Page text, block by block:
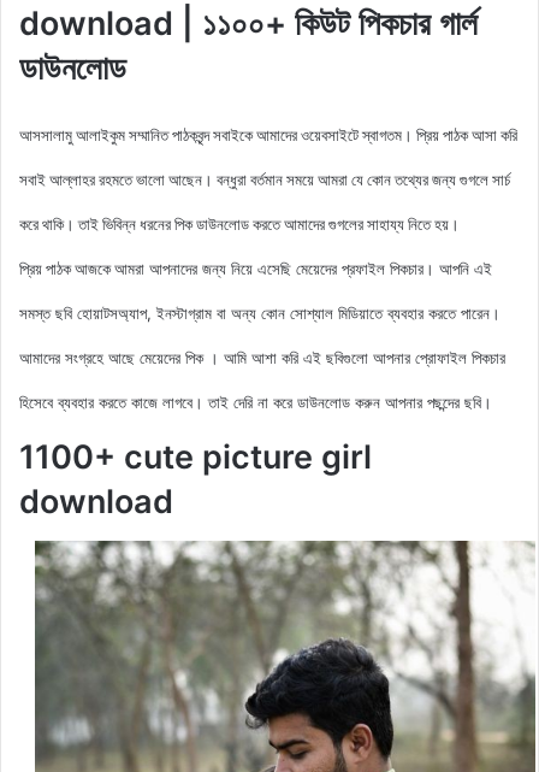
download | ১১০০+ কিউট পিকচার গার্ল
ডাউনলোড
আসসালামু আলাইকুম সম্মানিত পাঠকবৃন্দ সবাইকে আমাদের ওয়েবসাইটে স্বাগতম। প্রিয় পাঠক আসা করি
সবাই আল্লাহর রহমতে ভালো আছেন। বন্ধুরা বর্তমান সময়ে আমরা যে কোন তথ্যের জন্য গুগলে সার্চ
করে থাকি। তাই ভিবিন্ন ধরনের পিক ডাউনলোড করতে আমাদের গুগলের সাহায্য নিতে হয়।
প্রিয় পাঠক আজকেআমরা আপনাদের জন্য নিয়ে এসেছি মেয়েদের প্রফাইল পিকচার। আপনি এই
সমস্ত ছবি হোয়াটসঅ্যাপ, ইনস্টাগ্রাম বা অন্য কোন সোশ্যাল মিডিয়াতে ব্যবহার করতে পারেন।
আমাদের সংগ্রহে আছে মেয়েদের পিক । আমি আশা করি এই ছবিগুলো আপনার প্রোফাইল পিকচার
হিসেবে ব্যবহার করতে কাজে লাগবে। তাই দেরি না করে ডাউনলোড করুন আপনার পছন্দের ছবি।
1100+ cute picture girl
download